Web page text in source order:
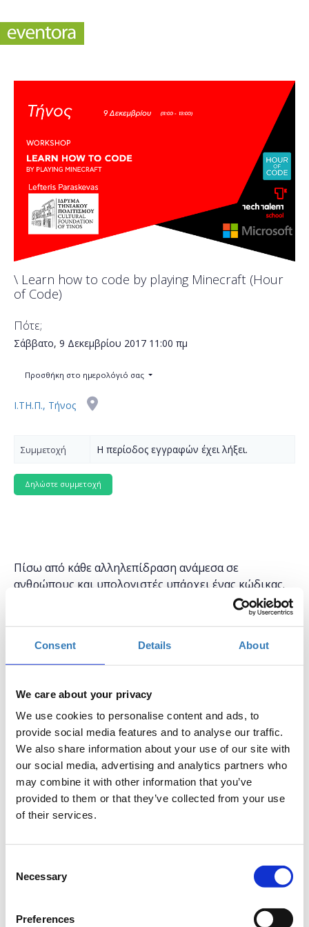
Consent Details About
We care about your privacy
We use cookies to personalise content and ads, to
provide social media features and to analyse our traffic.
We also share information about your use of our site with
our social media, advertising and analytics partners who
may combine it with other information that you’ve
provided to them or that they’ve collected from your use
of their services.
Selection
Necessary
Preferences
\ Learn how to code by playing Minecraft (Hour
of Code)
Πότε;
Σάββατο, 9 Δεκεμβρίου 2017 11:00 πμ
Προσθήκη στο ημερολόγιό σας
Ι.ΤΗ.Π., Τήνος
Συμμετοχή Η περίοδος εγγραφών έχει λήξει.
Πίσω από κάθε αλληλεπίδραση ανάμεσα σε
ανθρώπους και υπολογιστές υπάρχει ένας κώδικας.
Ο προγραμματισμός είναι παντού και είναι
βασικές γνώσεις προγραμματισμού, όχι μόνο
διευρύνει τις δυνατότητες που του παρέχει η
μεθοδικά για την επίλυση καθημερινών
προβλημάτων.
Σκοπός
Το workshop αυτό έχει στόχο να δώσει την
δυνατότητα στους συμμετέχοντες να κατανοήσουν
βασικές αρχές του προγραμματισμού και να
αντιληφθούν τα οφέλη της χρήσης του. Μέσα απο μια
πρόγραμμα φτιάχνοντας ένα απλό αλγόριθμο. Το
περισσότερη λεπτομέρεια τι χρειάζεται για να
Στο τέλος του σεμιναρίου, οι συμμετέχοντες θα